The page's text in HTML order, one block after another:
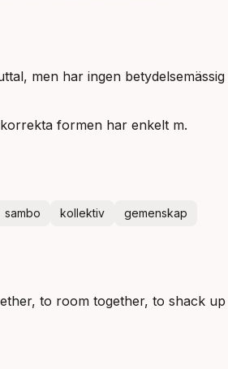
men har ingen
formen har enkelt m.
sambo kollektiv gemenskap
to room together, to shack up